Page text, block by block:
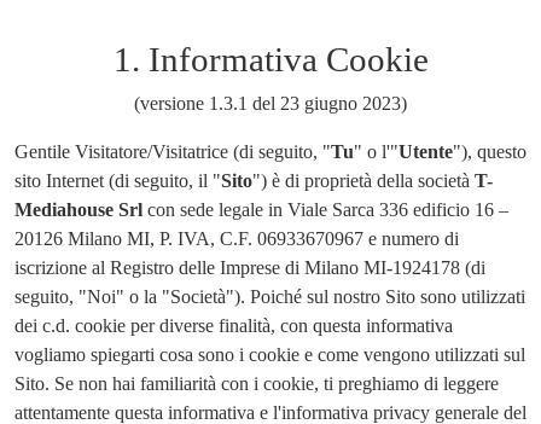
1. Informativa Cookie
(versione 1.3.1 del 23 giugno 2023)
Gentile Visitatore/Visitatrice (di seguito, "Tu" o l'"Utente"), questo
sito Internet (di seguito, il "Sito") è di proprietà della società T-
Mediahouse Srl con sede legale in Viale Sarca 336 edificio 16 –
20126 Milano MI, P. IVA, C.F. 06933670967 e numero di
iscrizione al Registro delle Imprese di Milano MI-1924178 (di
seguito, "Noi" o la "Società"). Poiché sul nostro Sito sono utilizzati
dei c.d. cookie per diverse finalità, con questa informativa
vogliamo spiegarti cosa sono i cookie e come vengono utilizzati sul
Sito. Se non hai familiarità con i cookie, ti preghiamo di leggere
attentamente questa informativa e l'informativa privacy generale del